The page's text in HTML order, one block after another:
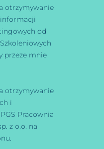
otrzymywanie
od
przeze mnie
otrzymywanie
i
Pracownia
z o.o. na